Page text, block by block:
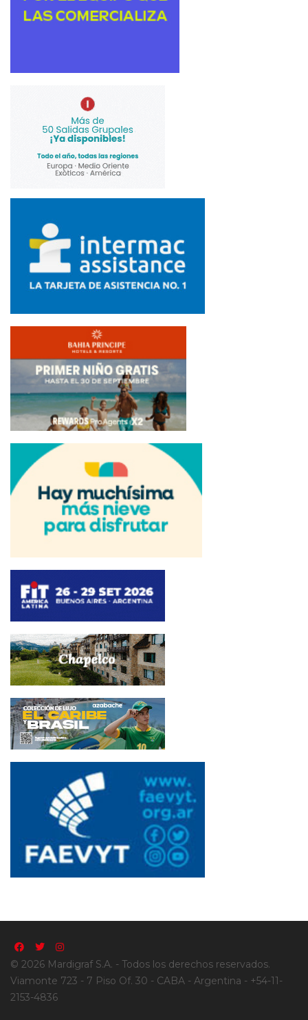
© 2026 Mardigraf S.A. - Todos los derechos reservados.
Viamonte 723 - 7 Piso Of. 30 - CABA - Argentina - +54-11-
2153-4836